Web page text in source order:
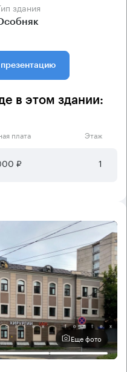
Тип здания
презентацию
в этом здании:
плата Этаж
₽ 1
Еще фото